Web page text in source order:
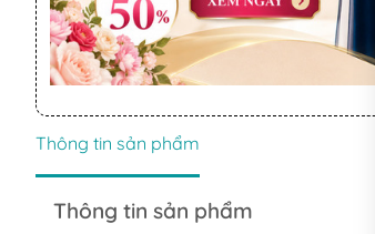
Thông tin sản phẩm
Thông tin sản phẩm